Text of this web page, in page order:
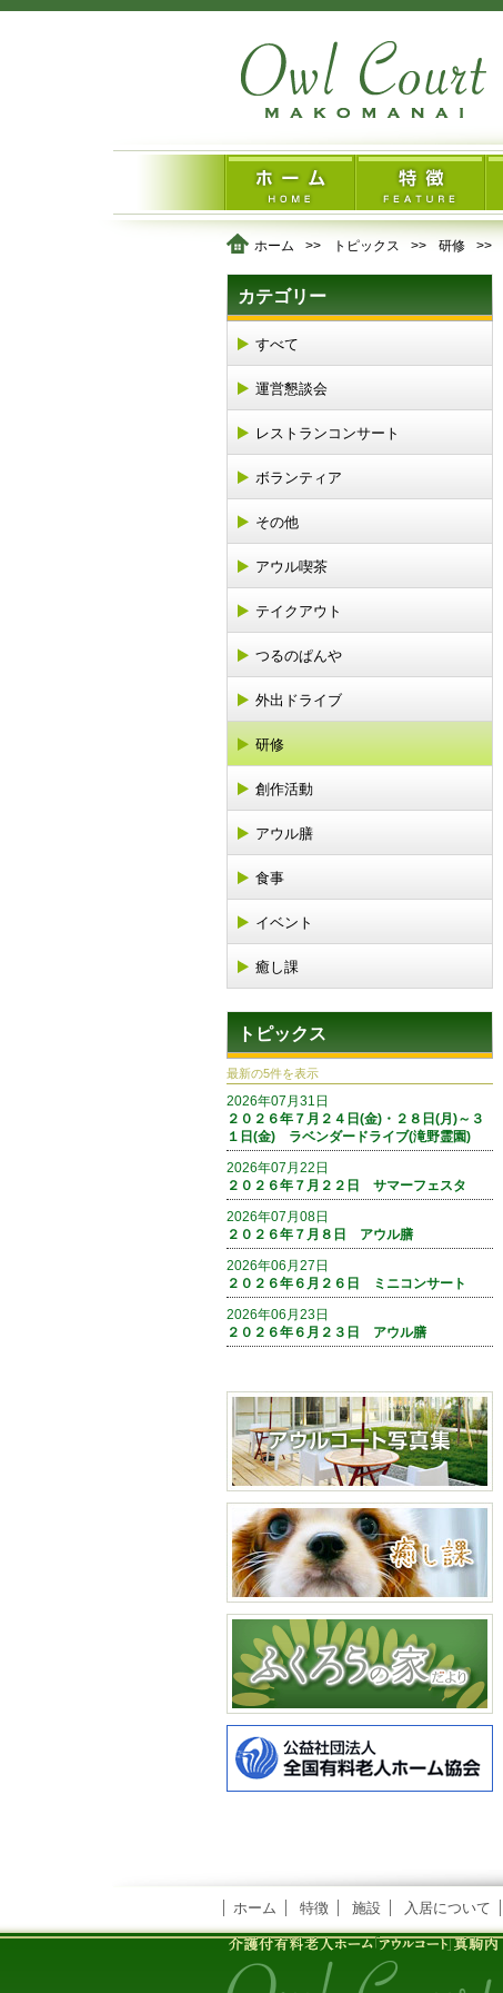
ホーム トピックス 研修
カテゴリー
すべて
運営懇談会
レストランコンサート
ボランティア
その他
アウル喫茶
テイクアウト
つるのぱんや
外出ドライブ
研修
創作活動
アウル膳
食事
イベント
癒し課
トピックス
最新の5件を表示
2026年07月31日
２０２６年７月２４日(金)・２８日(月)～３
１日(金) ラベンダードライブ(滝野霊園)
2026年07月22日
２０２６年７月２２日 サマーフェスタ
2026年07月08日
２０２６年７月８日 アウル膳
2026年06月27日
２０２６年６月２６日 ミニコンサート
2026年06月23日
２０２６年６月２３日 アウル膳
ホーム 特徴 施設 入居について